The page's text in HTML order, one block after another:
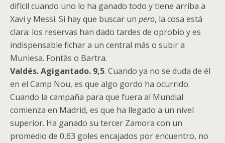
difícil cuando uno lo ha ganado todo y tiene arriba a
Xavi y Messi. Si hay que buscar un pero, la cosa está
clara: los reservas han dado tardes de oprobio y es
indispensable fichar a un central más o subir a
Muniesa. Fontàs o Bartra.
Valdés.Agigantado. 9,5. Cuando ya no se duda de él
en el Camp Nou, es que algo gordo ha ocurrido.
Cuando la campaña para que fuera al Mundial
comienza en Madrid, es que ha llegado a un nivel
superior. Ha ganado su tercer Zamora con un
promedio de 0,63 goles encajados por encuentro, no